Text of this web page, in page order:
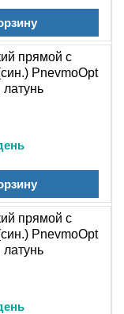
.
при вставке или
момент
для
цанги и
выдерживает
1,0 МПа (10
до 1,2 МПа (12
прямой с
PnevmoOpt
латунь
прямой с
PnevmoOpt
латунь